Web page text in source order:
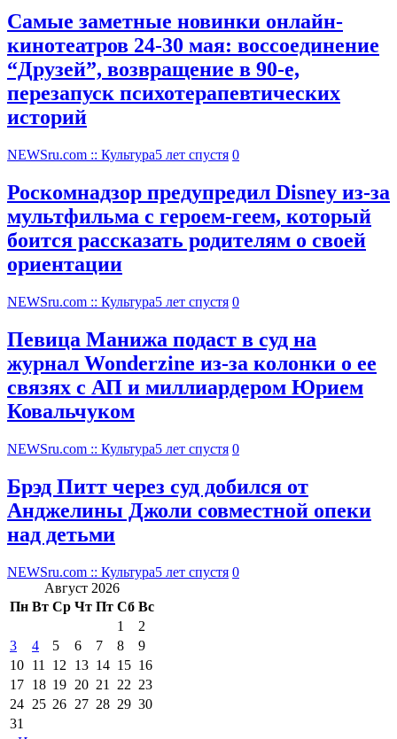
Самые заметные новинки онлайн-
кинотеатров 24-30 мая: воссоединение
“Друзей”, возвращение в 90-е,
перезапуск психотерапевтических
историй
NEWSru.com :: Культура5 лет спустя 0
Роскомнадзор предупредил Disney из-за
мультфильма c героем-геем, который
боится рассказать родителям о своей
ориентации
NEWSru.com :: Культура5 лет спустя 0
Певица Манижа подаст в суд на
журнал Wonderzine из-за колонки о ее
связях с АП и миллиардером Юрием
Ковальчуком
NEWSru.com :: Культура5 лет спустя 0
Брэд Питт через суд добился от
Анджелины Джоли совместной опеки
над детьми
NEWSru.com :: Культура5 лет спустя 0
Август 2026
Пн Вт Ср Чт Пт Сб Вс
1
2
3
4 5 6 7 8
9
10 11 12 13 14 15 16
17 18 19 20 21 22 23
24 25 26 27 28 29 30
31